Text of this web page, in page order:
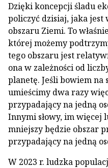
Dzięki koncepcji śladu
policzyć dzisiaj, jaka
obszaru Ziemi. To
której możemy
tego obszaru jest
ona w zależności od
planetę. Jeśli bowiem na
umieścimy dwa razy
przypadający na jedną
Innymi słowy, im więcej
mniejszy będzie obszar
przypadający na jedną
W 2023 r. ludzka